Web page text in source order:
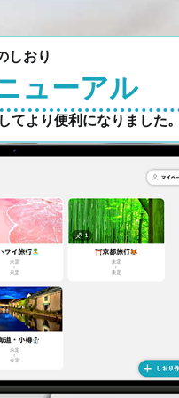
しおり
ューアル
てより便利になりました